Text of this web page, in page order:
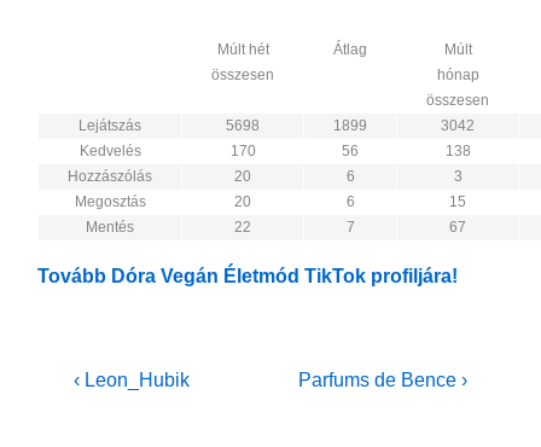
Múlt hét
összesen
Átlag
Múlt
hónap
összesen
Lejátszás
5698 1899
3042
Kedvelés
170 56
138
Hozzászólás
20 6
3
Megosztás
20 6
15
Mentés
22 7 67
Tovább Dóra Vegán Életmód TikTok profiljára!
Bejegyzés
Previous
‹ Leon_Hubik
Next
Parfums de Bence ›